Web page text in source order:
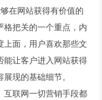
在网站获得有价值的
格把关的一个重点，内
上面，用户喜欢那些文
能让客户进入网站获得
现的基础细节。
联网一切营销手段都